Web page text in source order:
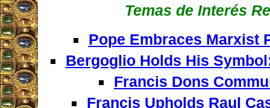
Temas de Interés
Pope Embraces Marxist
Bergoglio Holds His
Francis Dons
Francis Upholds Raul